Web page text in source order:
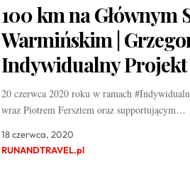
100 km na Głównym
Warmińskim |
Indywidualny
20 czerwca 2020 roku w ramach
wraz Piotrem Fersztem oraz supportującym…
18 czerwca, 2020
RUNANDTRAVEL.pl